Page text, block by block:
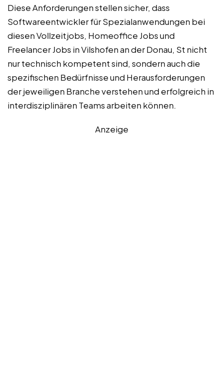
Diese Anforderungen stellen sicher, dass
Softwareentwickler für Spezialanwendungen bei
diesen Vollzeitjobs, Homeoffice Jobs und
Freelancer Jobs in Vilshofen an der Donau, St nicht
nur technisch kompetent sind, sondern auch die
spezifischen Bedürfnisse und Herausforderungen
der jeweiligen Branche verstehen und erfolgreich in
interdisziplinären Teams arbeiten können.
Anzeige